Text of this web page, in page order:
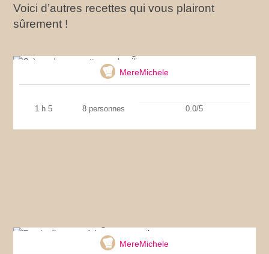
Voici d’autres recettes qui vous plairont
sûrement !
MereMichele
1 h 5 8 personnes 0.0/5
MereMichele